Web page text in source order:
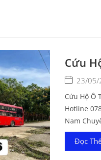
Cứu
23/05/
Cứu Hộ Ô
Hotline
Nam
Đọc